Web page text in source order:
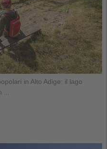
in Alto Adige: il lago